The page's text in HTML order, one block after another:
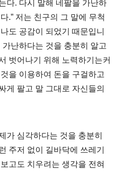
다. 다시 말해 네팔을 가난하
.” 저는 친구의 그 말에 무척
도 공감이 되었기 때문입니
난하다는 것을 충분히 알고
벗어나기 위해 노력하기는커
을 이용하여 돈을 구걸하고
게 팔고 말 그대로 자신들의
가 심각하다는 것을 충분히
주저 없이 길바닥에 쓰레기
고도 치우려는 생각을 전혀